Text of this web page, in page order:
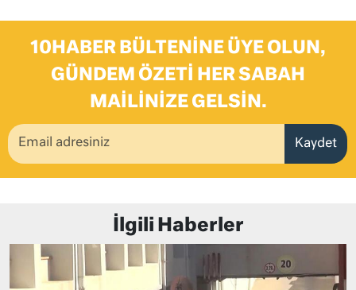
10HABER BÜLTENINE ÜYE OLUN,
GÜNDEM ÖZETI HER SABAH
MAILINIZE GELSIN.
Kaydet
İlgili Haberler